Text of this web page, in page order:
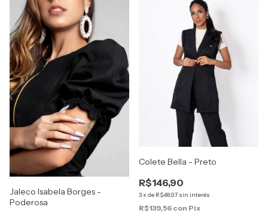
Jaleco Isabela Borges -
Poderosa
Colete Bella - Preto
R$146,90
3x de R$48,97 sin interés
R$139,56 con Pix